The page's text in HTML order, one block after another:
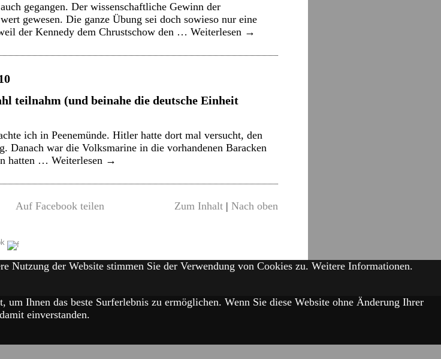
gegangen. Der wissenschaftliche Gewinn der
gewesen. Die ganze Übung sei doch sowieso nur eine
der Kennedy dem Chrustschow den … Weiterlesen →
teilnahm (und beinahe die deutsche Einheit
ich in Peenemünde. Hitler hatte dort mal versucht, den
Danach war die Volksmarine in die vorhandenen Baracken
hatten … Weiterlesen →
Auf Facebook teilen Zum Inhalt | Nach oben
Nutzung der Website stimmen Sie der Verwendung von Cookies zu. Weitere Informationen.
Ihnen das beste Surferlebnis zu ermöglichen. Wenn Sie diese Website ohne Änderung Ihrer
einverstanden.